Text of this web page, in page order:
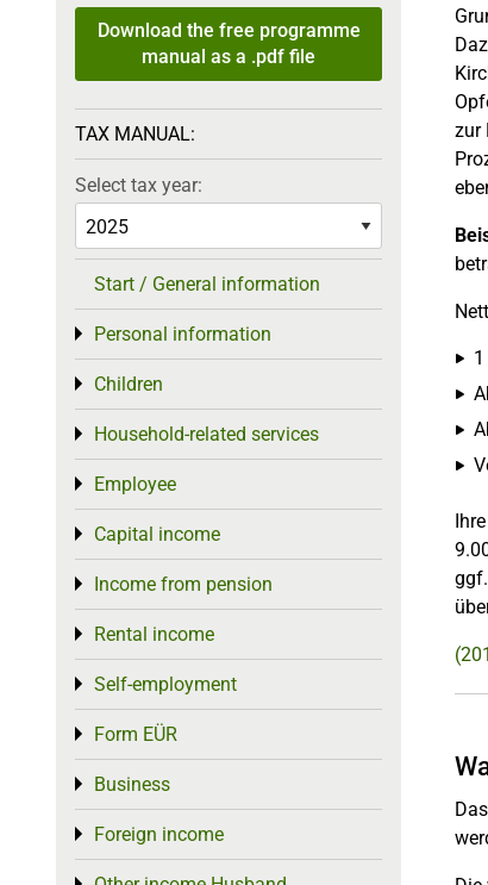
zur
Download the free programme
manual as a .pdf file
TAX MANUAL:
Select tax year:
Start / General information
Personal information
Toggle menu
Children
Toggle menu
Household-related services
Toggle menu
Employee
Toggle menu
Capital income
Toggle menu
Income from pension
Toggle menu
Rental income
Toggle menu
Self-employment
Toggle menu
Form EÜR
Toggle menu
Business
Toggle menu
Foreign income
Toggle menu